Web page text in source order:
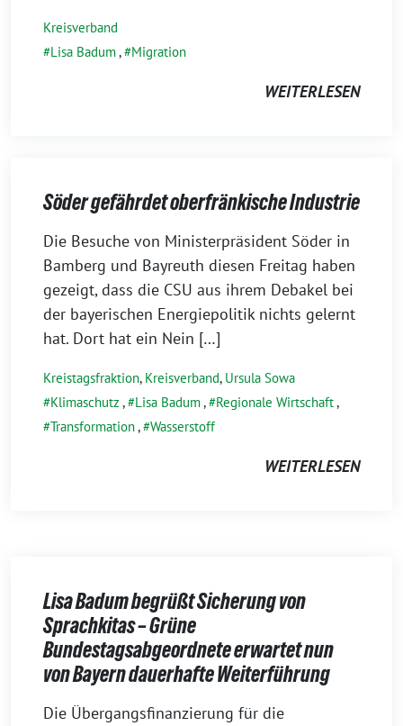
Kreisverband
Lisa Badum, Migration
WEITERLESEN
Söder gefährdet oberfränkische Industrie
4.
Dezember
2022
Die Besuche von Ministerpräsident Söder in
Bamberg und Bayreuth diesen Freitag haben
gezeigt, dass die CSU aus ihrem Debakel bei
der bayerischen Energiepolitik nichts gelernt
hat. Dort hat ein Nein […]
Kreistagsfraktion, Kreisverband, Ursula Sowa
Klimaschutz , Lisa Badum, Regionale Wirtschaft,
Transformation, Wasserstoff
WEITERLESEN
Lisa Badum begrüßt Sicherung von
Sprachkitas – Grüne
Bundestagsabgeordnete erwartet nun
von Bayern dauerhafte Weiterführung
15.
Die Übergangsfinanzierung für die